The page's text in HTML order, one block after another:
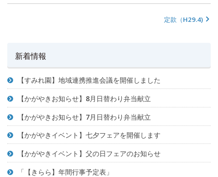
定款（H29.4)
新着情報
【すみれ園】地域連携推進会議を開催しました
【かがやきお知らせ】8月日替わり弁当献立
【かがやきお知らせ】7月日替わり弁当献立
【かがやきイベント】七夕フェアを開催します
【かがやきイベント】父の日フェアのお知らせ
「【きらら】年間行事予定表」